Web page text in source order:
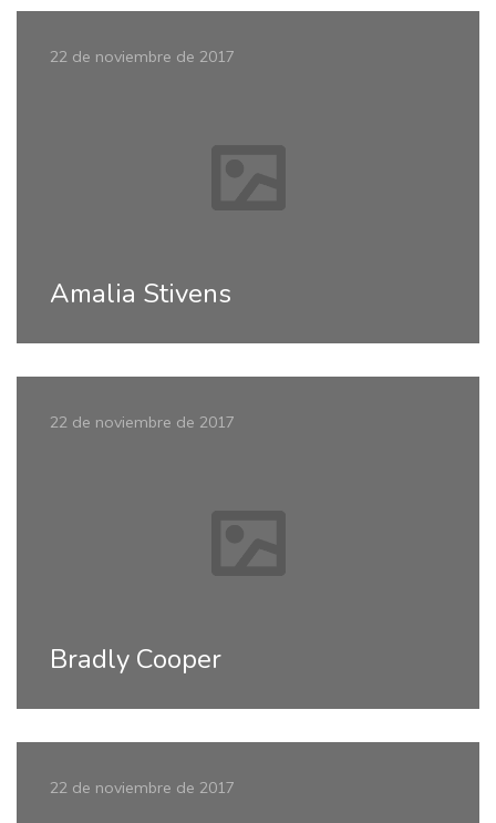
22 de noviembre de 2017
Amalia Stivens
22 de noviembre de 2017
Bradly Cooper
22 de noviembre de 2017